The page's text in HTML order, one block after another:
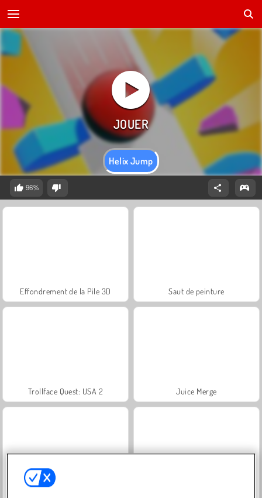
Helix Jump
96%
Effondrement de la Pile 3D Saut de peinture
Trollface Quest: USA 2 Juice Merge